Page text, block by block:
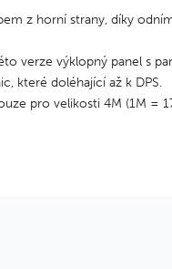
z horní strany, díky
verze výklopný panel s
které doléhající až k DPS.
pro velikosti 4M (1M =